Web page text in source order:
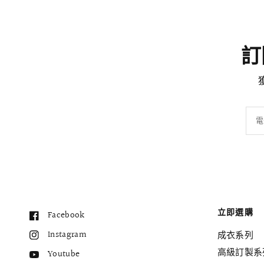
Facebook
Instagram
Youtube
立即選購
成衣系列
高級訂製